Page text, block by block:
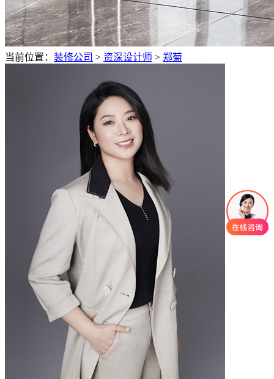
当前位置： 装修公司 > 资深设计师 > 郑菊